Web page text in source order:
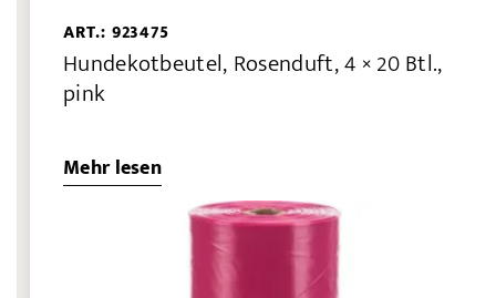
ART.: 923475
Hundekotbeutel, Rosenduft, 4 × 20 Btl.,
pink
Mehr lesen